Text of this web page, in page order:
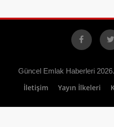
Facebook
X
Güncel Emlak Haberleri
İletişim Yayın İlkeleri